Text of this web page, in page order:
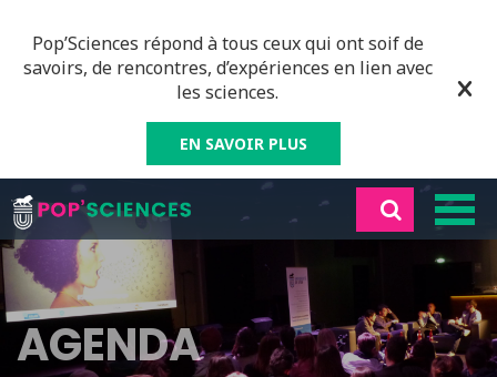
Pop’Sciences répond à tous ceux qui ont soif de
savoirs, de rencontres, d’expériences en lien avec
les sciences.
EN SAVOIR PLUS
AGENDA